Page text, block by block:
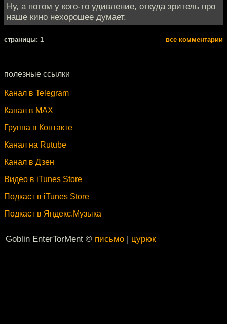
Ну, а потом у кого-то удивление, откуда зритель про
наше кино нехорошее думает.
cтраницы: 1 все комментарии
полезные ссылки
Канал в Telegram
Канал в MAX
Группа в Контакте
Канал на Rutube
Канал в Дзен
Видео в iTunes Store
Подкаст в iTunes Store
Подкаст в Яндекс.Музыка
Goblin EnterTorMent © письмо | цурюк